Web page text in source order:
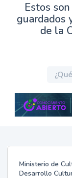
Estos
guardados
de la
Ministerio de
Desarrollo